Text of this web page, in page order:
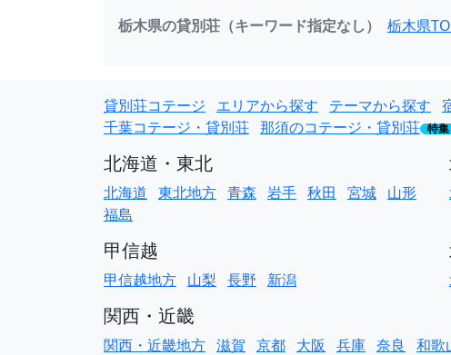
栃木県の貸別荘（キーワード指定なし）
栃木県
貸別荘コテージ エリアから探す テーマから探す
千葉コテージ・貸別荘 那須のコテージ・貸別荘 特集
北海道・東北
北海道 東北地方 青森 岩手 秋田 宮城 山形
福島
甲信越
甲信越地方 山梨 長野 新潟
関西・近畿
関西・近畿地方 滋賀 京都 大阪 兵庫 奈良 和歌